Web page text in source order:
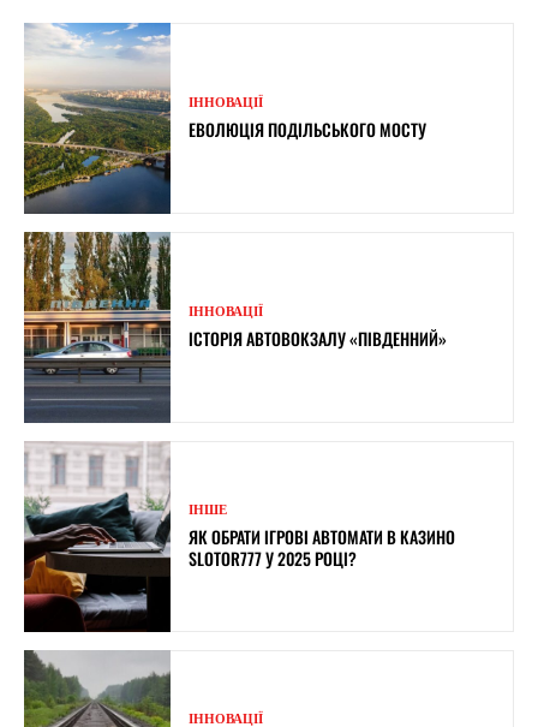
ІННОВАЦІЇ
ЕВОЛЮЦІЯ ПОДІЛЬСЬКОГО МОСТУ
ІННОВАЦІЇ
ІСТОРІЯ АВТОВОКЗАЛУ «ПІВДЕННИЙ»
ІНШЕ
ЯК ОБРАТИ ІГРОВІ АВТОМАТИ В КАЗИНО
SLOTOR777 У 2025 РОЦІ?
ІННОВАЦІЇ